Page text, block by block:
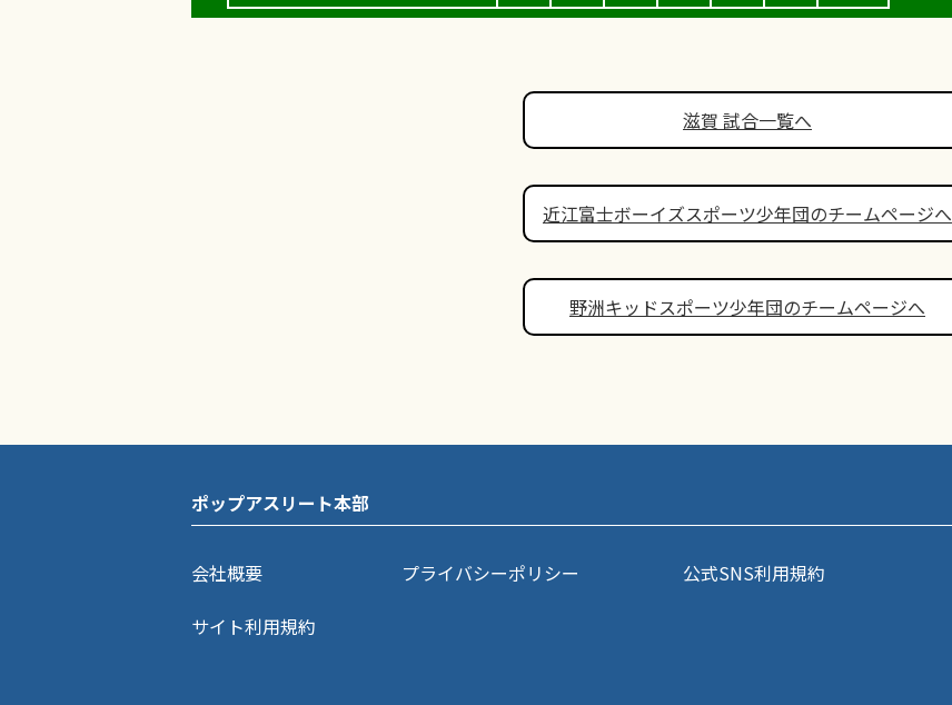
滋賀 試合一覧へ
近江富士ボーイズスポーツ少年団のチームページへ
野洲キッドスポーツ少年団のチームページへ
ポップアスリート本部
会社概要 プライバシーポリシー
公式SNS利用規約
サイト利用規約